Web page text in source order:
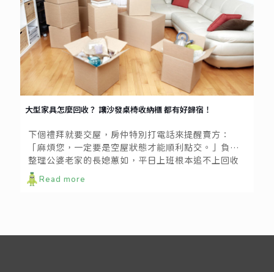
大型家具怎麼回收？ 讓沙發桌椅收納櫃 都有好歸宿！
下個禮拜就要交屋，房仲特別打電話來提醒賣方：
「麻煩您，一定要是空屋狀態才能順利點交。」負責
整理公婆老家的長媳蕙如，平日上班根本追不上回收
車，小夫妻倆只有假日能騰出幾個小時空檔，面對那
滿屋子的陳年雜物與大型家具，她非常沮喪：「到底
Read more